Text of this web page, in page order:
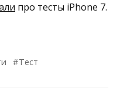
про тесты iPhone 7.
Тест